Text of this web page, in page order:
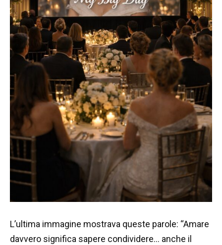
L’ultima immagine mostrava queste parole: “Amare
davvero significa sapere condividere… anche il